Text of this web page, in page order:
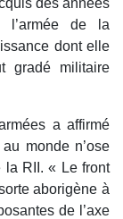
des années
de la
dont elle
gradé militaire
a affirmé
monde n’ose
la RII. « Le front
aborigène à
de l’axe